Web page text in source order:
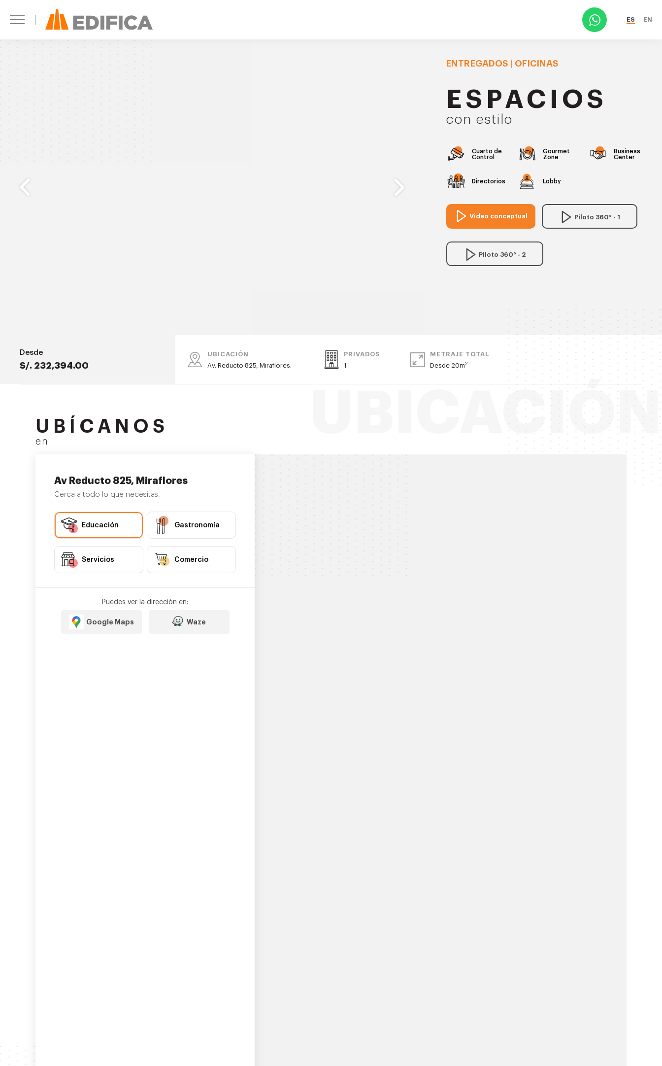
ES EN
Lobby
Business Center
Directorio
Cafetería comedor
ENTREGADOS | OFICINAS
ESPACIOS
con estilo
Cuarto de
Control
Gourmet
Zone
Business
Center
Directorios Lobby
Video conceptual Piloto 360° - 1
Piloto 360° - 2
Desde
S/. 232,394.00
UBICACIÓN
Av. Reducto 825, Miraflores.
PRIVADOS
1
METRAJE TOTAL
Desde 20m2
UBICACIÓN
UBÍCANOS
en
Av Reducto 825, Miraflores
Cerca a todo lo que necesitas:
Educación Gastronomía
Servicios Comercio
Puedes ver la dirección en:
Google Maps Waze